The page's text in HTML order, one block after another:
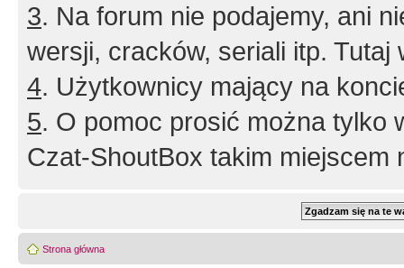
3. Na forum nie podajemy, ani
wersji, cracków, seriali itp. Tutaj
4. Użytkownicy mający na
5. O pomoc prosić można tylko
Czat-ShoutBox takim miejscem
Strona główna